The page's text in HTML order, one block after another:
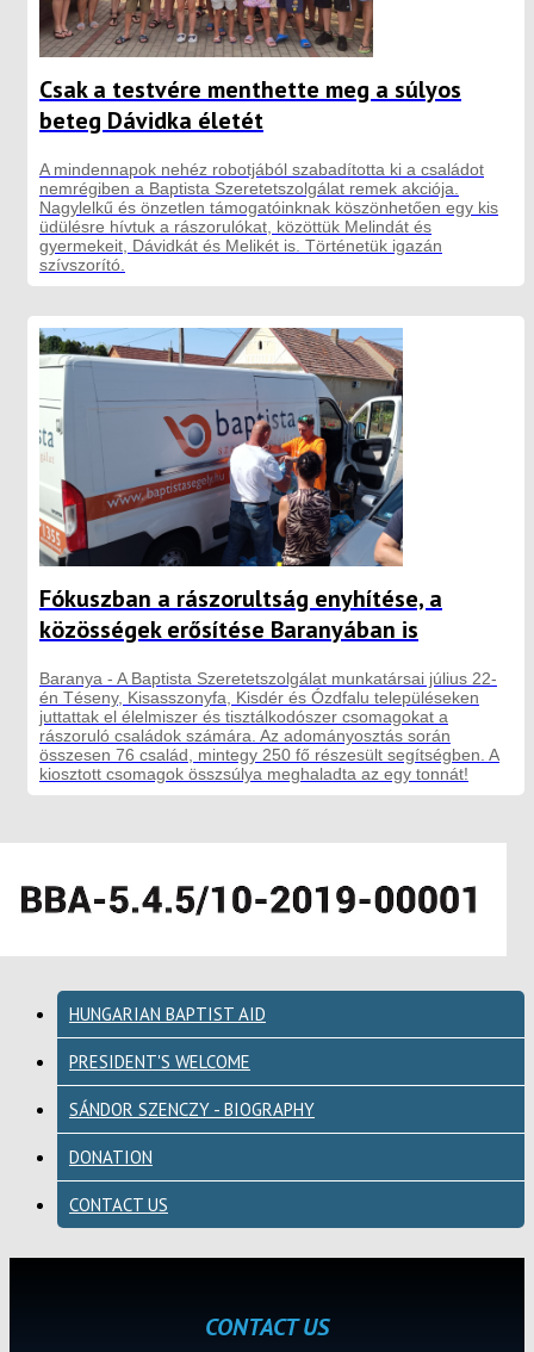
Csak a testvére menthette meg a súlyos
beteg Dávidka életét
A mindennapok nehéz robotjából szabadította ki a családot
nemrégiben a Baptista Szeretetszolgálat remek akciója.
Nagylelkű és önzetlen támogatóinknak köszönhetően egy kis
üdülésre hívtuk a rászorulókat, közöttük Melindát és
gyermekeit, Dávidkát és Melikét is. Történetük igazán
szívszorító.
Fókuszban a rászorultság enyhítése, a
közösségek erősítése Baranyában is
Baranya - A Baptista Szeretetszolgálat munkatársai július 22-
én Téseny, Kisasszonyfa, Kisdér és Ózdfalu településeken
juttattak el élelmiszer és tisztálkodószer csomagokat a
rászoruló családok számára. Az adományosztás során
összesen 76 család, mintegy 250 fő részesült segítségben. A
kiosztott csomagok összsúlya meghaladta az egy tonnát!
HUNGARIAN BAPTIST AID
PRESIDENT'S WELCOME
SÁNDOR SZENCZY - BIOGRAPHY
DONATION
CONTACT US
CONTACT US